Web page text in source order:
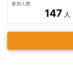
参加人数
147 人